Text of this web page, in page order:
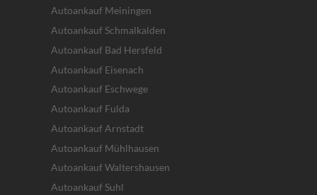
Autoankauf Meiningen
Autoankauf Schmalkalden
Autoankauf Bad Hersfeld
Autoankauf Eisenach
Autoankauf Eschwege
Autoankauf Fulda
Autoankauf Arnstadt
Autoankauf Mühlhausen
Autoankauf Waltershausen
Autoankauf Suhl